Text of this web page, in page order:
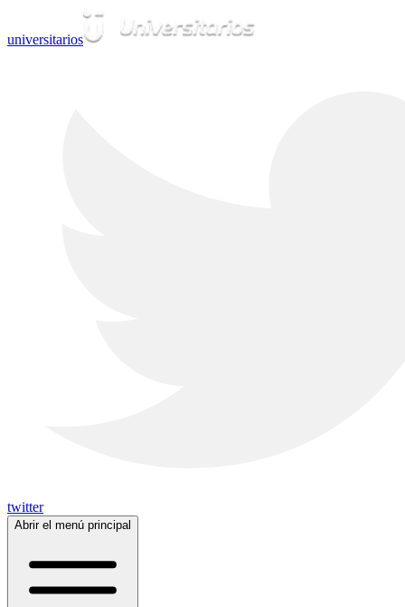
universitarios
twitter
Abrir el menú principal